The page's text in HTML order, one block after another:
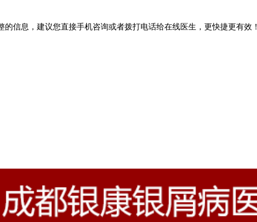
信息，建议您直接手机咨询或者拨打电话给在线医生，更快捷更有效！